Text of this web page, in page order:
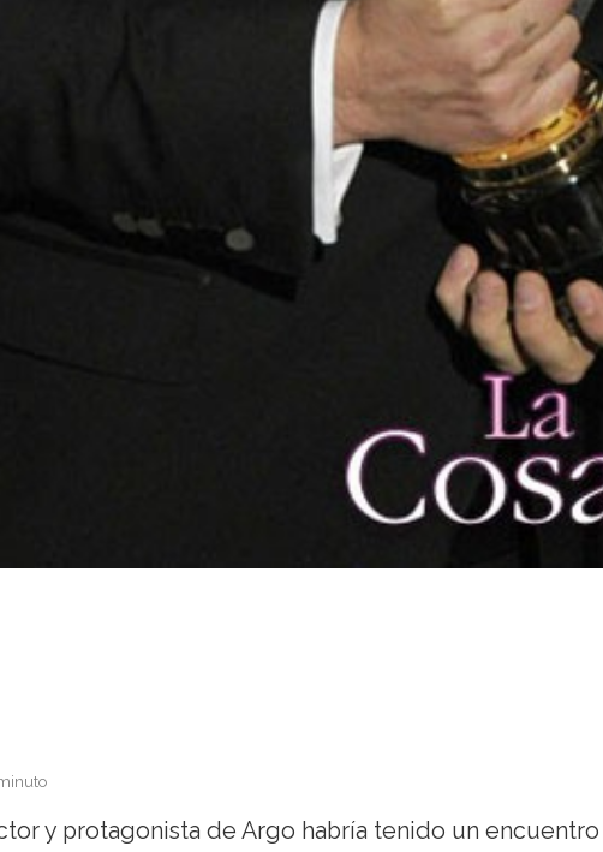
y protagonista de Argo habría tenido un encuentro